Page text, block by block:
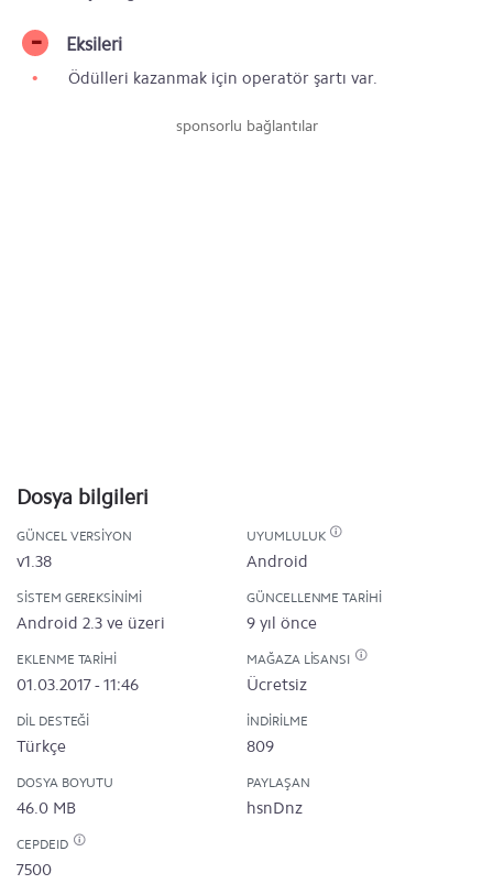
Eksileri
Ödülleri kazanmak için operatör şartı var.
sponsorlu bağlantılar
Dosya bilgileri
GÜNCEL VERSIYON
v1.38
UYUMLULUK
Android
SISTEM GEREKSINIMI
Android 2.3 ve üzeri
GÜNCELLENME TARIHI
9 yıl önce
EKLENME TARIHI
01.03.2017 - 11:46
MAĞAZA LISANSI
Ücretsiz
DIL DESTEĞI
Türkçe
İNDIRILME
809
DOSYA BOYUTU
46.0 MB
PAYLAŞAN
hsnDnz
CEPDEID
7500